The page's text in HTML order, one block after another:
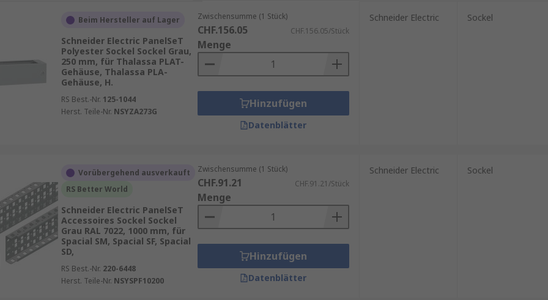
die Gesundheit fördert.
Sockel lassen sich Kabel sicher und unsichtbar verlegen. Das sorgt für Ordnung und
Gehäusestand verbessert die Luftzirkulation. Gerade bei elektronischen Komponenten ist
oder Kellerräumen schützt der Sockel das Gehäuse vor aufsteigender
sind modular aufgebaut und lassen sich an unterschiedliche Gehäusegrößen und
Metall oder Kunststoff. Sie sind pulverbeschichtet oder verzinkt, um Korrosion zu
Es gibt sie in verschiedenen Höhen, sowie mit oder ohne Belüftungsschlitze, Kabelauslässe oder Montageschienen.
Rollen, was die Mobilität und Ausrichtung erleichtert. Besonders praktisch sind
Zugang zum Innenraum ermöglichen.
Beim Hersteller auf Lager
Schneider Electric PanelSeT
Polyester Sockel Sockel Grau,
250 mm, für Thalassa PLAT-
Gehäuse, Thalassa PLA-
Gehäuse, H.
RS Best.-Nr. 125-1044
Herst. Teile-Nr. NSYZA273G
Zwischensumme (1 Stück)
CHF.156.05 CHF.156.05/Stück
Menge
Hinzufügen
Datenblätter
Schneider Electric Sockel
Vorübergehend ausverkauft
RS Better World
Schneider Electric PanelSeT
Accessoires Sockel Sockel
Grau RAL 7022, 1000 mm, für
Spacial SM, Spacial SF, Spacial
SD,
RS Best.-Nr. 220-6448
Herst. Teile-Nr. NSYSPF10200
Zwischensumme (1 Stück)
CHF.91.21 CHF.91.21/Stück
Menge
Hinzufügen
Datenblätter
Schneider Electric Sockel